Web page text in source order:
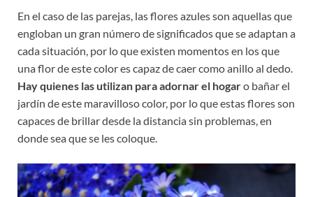
En el caso de las parejas, las flores azules son aquellas que
engloban un gran número de significados que se adaptan a
cada situación, por lo que existen momentos en los que
una flor de este color es capaz de caer como anillo al dedo.
Hay quienes las utilizan para adornar el hogaro bañar el
jardín de este maravilloso color, por lo que estas flores son
capaces de brillar desde la distancia sin problemas, en
donde sea que se les coloque.